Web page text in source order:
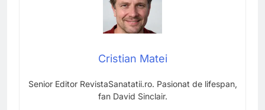
Cristian Matei
Senior Editor RevistaSanatatii.ro. Pasionat de lifespan,
fan David Sinclair.